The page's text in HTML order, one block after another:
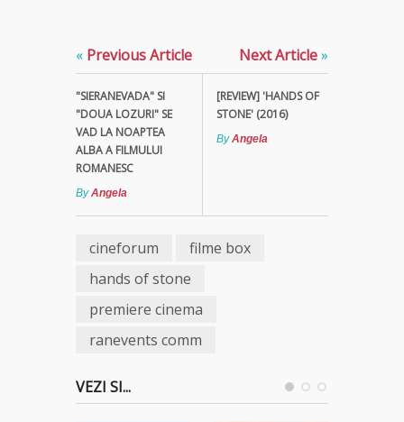
« Previous Article
"SIERANEVADA" SI
"DOUA LOZURI" SE
VAD LA NOAPTEA
ALBA A FILMULUI
ROMANESC
ByAngela
Next Article»
[REVIEW] 'HANDS OF
STONE' (2016)
ByAngela
cineforum
filme box
hands of stone
premiere cinema
ranevents comm
VEZI SI...